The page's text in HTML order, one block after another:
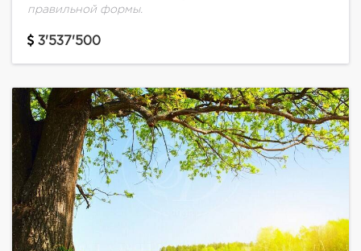
правильной формы.
3'537'500